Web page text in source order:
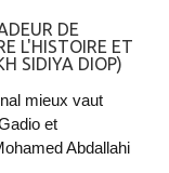
DE
L'HISTOIRE ET
SIDIYA DIOP)
mieux vaut
et
Abdallahi